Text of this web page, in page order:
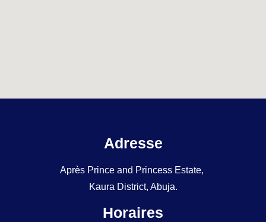
Adresse
Après Prince and Princess Estate,
Kaura District, Abuja.
Horaires